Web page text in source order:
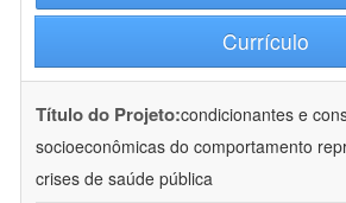
Currículo
Título do Projeto:condicionantes e
socioeconômicas do comportamento
crises de saúde pública